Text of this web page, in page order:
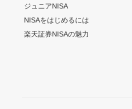
ジュニアNISA
NISAをはじめるには
楽天証券NISAの魅力